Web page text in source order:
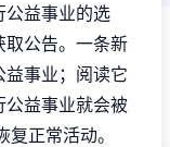
公益事业的选
取公告。一条新
事业；阅读它
公益事业就会被
正常活动。